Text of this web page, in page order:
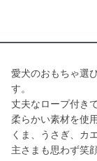
愛犬のおもちゃ選
す。
丈夫なロープ付き
柔らかい素材を使
くま、うさぎ、カ
主さまも思わず笑